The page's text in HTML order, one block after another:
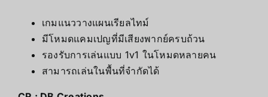
เกมแนววางแผนเรียลไทม์
มีโหมดแคมเปญที่มีเสียงพากย์ครบถ้วน
รองรับการเล่นแบบ 1v1 ในโหมดหลายคน
สามารถเล่นในพื้นที่จำกัดได้